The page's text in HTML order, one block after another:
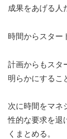
成果をあげる人
時間からスター
計画からもスタ
明らかにするこ
次に時間をマネ
性的な要求を退
くまとめる。